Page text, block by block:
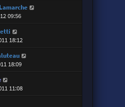
09:56
18:12
18:09
11:08